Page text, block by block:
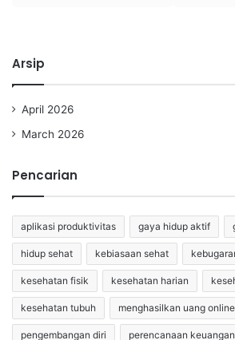
Arsip
April 2026
March 2026
Pencarian
aplikasi produktivitas gaya hidup aktif
hidup sehat kebiasaan sehat
kesehatan fisik kesehatan harian
kesehatan tubuh menghasilkan uang online
pengembangan diri perencanaan keuangan